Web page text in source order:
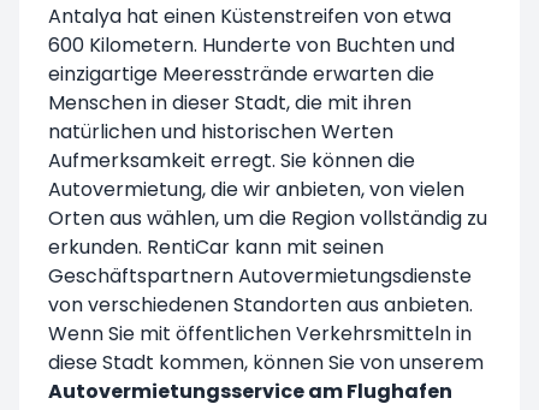
Antalya hat einen Küstenstreifen von etwa
600 Kilometern. Hunderte von Buchten und
einzigartige Meeresstrände erwarten die
Menschen in dieser Stadt, die mit ihren
natürlichen und historischen Werten
Aufmerksamkeit erregt. Sie können die
Autovermietung, die wir anbieten, von vielen
Orten aus wählen, um die Region vollständig zu
erkunden. RentiCar kann mit seinen
Geschäftspartnern Autovermietungsdienste
von verschiedenen Standorten aus anbieten.
Wenn Sie mit öffentlichen Verkehrsmitteln in
diese Stadt kommen, können Sie von unserem
Autovermietungsservice am Flughafen